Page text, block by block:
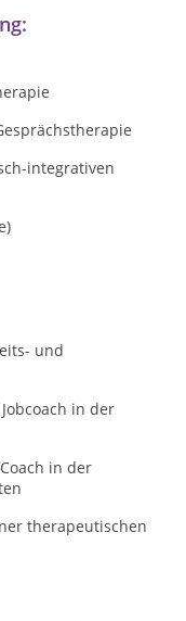
integrativen
und
in der
in der
therapeutischen